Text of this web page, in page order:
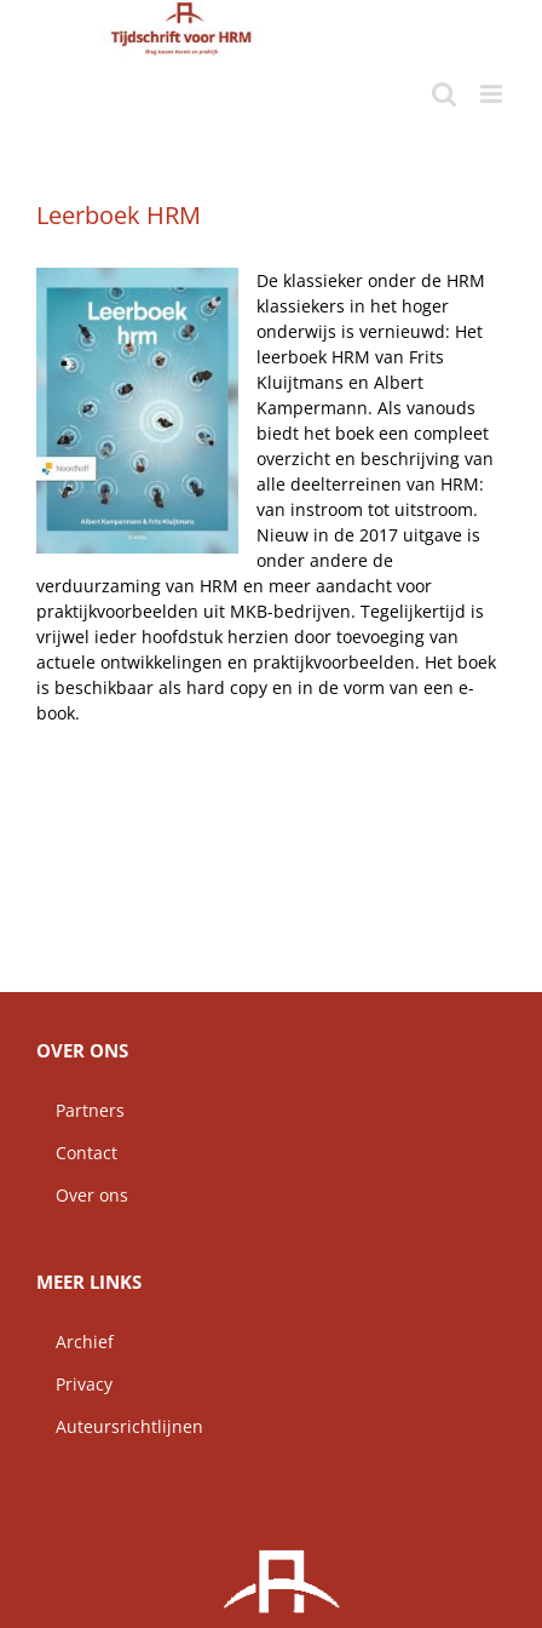
Leerboek HRM
De klassieker onder de HRM
klassiekers in het hoger
onderwijs is vernieuwd: Het
leerboek HRM van Frits
Kluijtmans en Albert
Kampermann. Als vanouds
biedt het boek een compleet
overzicht en beschrijving van
alle deelterreinen van HRM:
van instroom tot uitstroom.
Nieuw in de 2017 uitgave is
onder andere de
verduurzaming van HRM en meer aandacht voor
praktijkvoorbeelden uit MKB-bedrijven. Tegelijkertijd is
vrijwel ieder hoofdstuk herzien door toevoeging van
actuele ontwikkelingen en praktijkvoorbeelden. Het boek
is beschikbaar als hard copy en in de vorm van een e-
book.
OVER ONS
Partners
Contact
Over ons
MEER LINKS
Archief
Privacy
Auteursrichtlijnen